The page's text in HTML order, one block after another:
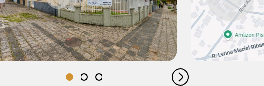
R$ 1.500.000,00 Venda:
R$ 520.000,00